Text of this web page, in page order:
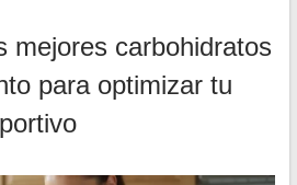
mejores carbohidratos
para optimizar tu